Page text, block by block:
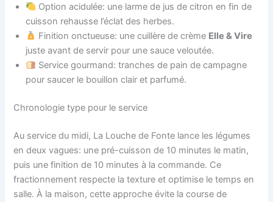
Option acidulée: une larme de jus de citron en fin de
cuisson rehausse l’éclat des herbes.
Finition onctueuse: une cuillère de crème Elle & Vire
juste avant de servir pour une sauce veloutée.
Service gourmand: tranches de pain de campagne
pour saucer le bouillon clair et parfumé.
Chronologie type pour le service
Au service du midi, La Louche de Fonte lance les légumes
en deux vagues: une pré-cuisson de 10 minutes le matin,
puis une finition de 10 minutes à la commande. Ce
fractionnement respecte la texture et optimise le temps en
salle. À la maison, cette approche évite la course de